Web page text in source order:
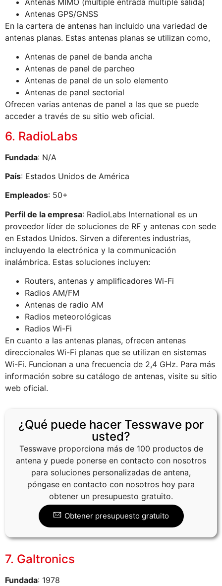
Antenas GPS/GNSS
En la cartera de antenas han incluido una variedad de
antenas planas. Estas antenas planas se utilizan como,
Antenas de panel de banda ancha
Antenas de panel de parcheo
Antenas de panel de un solo elemento
Antenas de panel sectorial
Ofrecen varias antenas de panel a las que se puede
acceder a través de su sitio web oficial.
6. RadioLabs
Fundada: N/A
País: Estados Unidos de América
Empleados: 50+
Perfil de la empresa: RadioLabs International es un
proveedor líder de soluciones de RF y antenas con sede
en Estados Unidos. Sirven a diferentes industrias,
incluyendo la electrónica y la communicación
inalámbrica. Estas soluciones incluyen:
Routers, antenas y amplificadores Wi-Fi
Radios AM/FM
Antenas de radio AM
Radios meteorológicas
Radios Wi-Fi
En cuanto a las antenas planas, ofrecen antenas
direccionales Wi-Fi planas que se utilizan en sistemas
Wi-Fi. Funcionan a una frecuencia de 2,4 GHz. Para más
información sobre su catálogo de antenas, visite su sitio
web oficial.
¿Qué puede hacer Tesswave por
usted?
Tesswave proporciona más de 100 productos de
antena y puede ponerse en contacto con nosotros
para soluciones personalizadas de antena,
póngase en contacto con nosotros hoy para
obtener un presupuesto gratuito.
Obtener presupuesto gratuito
7. Galtronics
Fundada: 1978